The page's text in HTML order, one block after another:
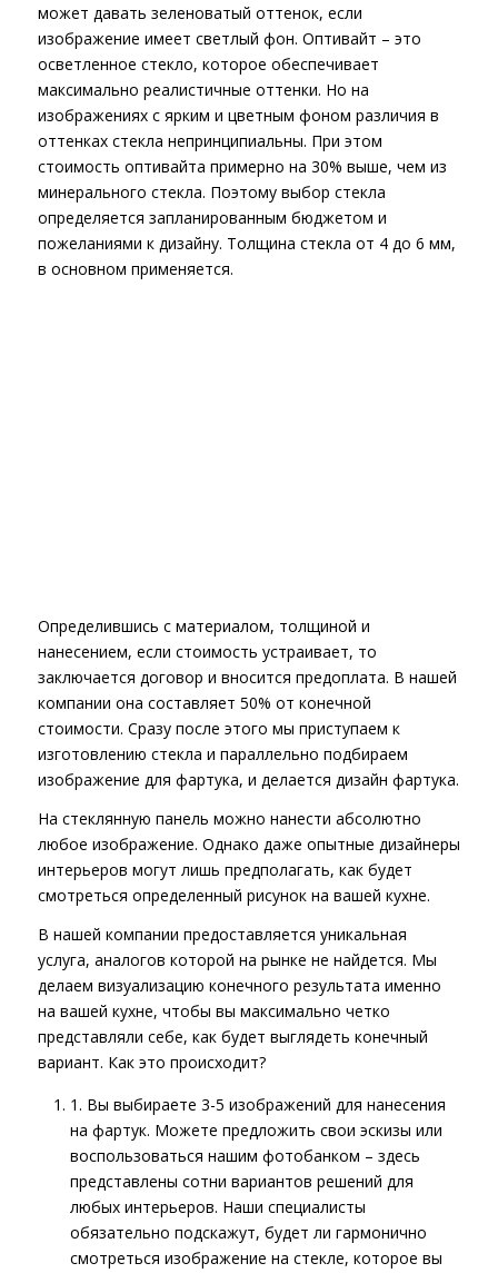
может давать зеленоватый оттенок, если
изображение имеет светлый фон. Оптивайт – это
осветленное стекло, которое обеспечивает
максимально реалистичные оттенки. Но на
изображениях с ярким и цветным фоном различия в
оттенках стекла непринципиальны. При этом
стоимость оптивайта примерно на 30% выше, чем из
минерального стекла. Поэтому выбор стекла
определяется запланированным бюджетом и
пожеланиями к дизайну. Толщина стекла от 4 до 6 мм,
в основном применяется.
Определившись с материалом, толщиной и
нанесением, если стоимость устраивает, то
заключается договор и вносится предоплата. В нашей
компании она составляет 50% от конечной
стоимости. Сразу после этого мы приступаем к
изготовлению стекла и параллельно подбираем
изображение для фартука, и делается дизайн фартука.
На стеклянную панель можно нанести абсолютно
любое изображение. Однако даже опытные дизайнеры
интерьеров могут лишь предполагать, как будет
смотреться определенный рисунок на вашей кухне.
В нашей компании предоставляется уникальная
услуга, аналогов которой на рынке не найдется. Мы
делаем визуализацию конечного результата именно
на вашей кухне, чтобы вы максимально четко
представляли себе, как будет выглядеть конечный
вариант. Как это происходит?
1. Вы выбираете 3-5 изображений для нанесения
на фартук. Можете предложить свои эскизы или
воспользоваться нашим фотобанком – здесь
представлены сотни вариантов решений для
любых интерьеров. Наши специалисты
обязательно подскажут, будет ли гармонично
смотреться изображение на стекле, которое вы